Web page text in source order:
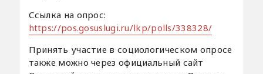
Ссылка на опрос:
https://pos.gosuslugi.ru/lkp/polls/338328/
Принять участие в социологическом опросе
также можно через официальный сайт